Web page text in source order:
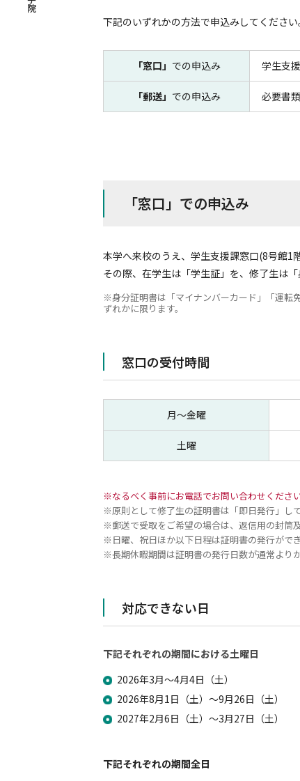
下記のいずれかの方法で申込みしてくださ
「窓口」 での申込み 学生支
「郵送」 での申込み 必要書
「窓口」での申込み
本学へ来校のうえ、学生支援課窓口(8号館1
その際、在学生は「学生証」を、修了生は
身分証明書は「マイナンバーカード」「運転
ずれかに限ります。
窓口の受付時間
月〜金曜
土曜
なるべく事前にお電話でお問い合わせください
原則として修了生の証明書は「即日発行」し
郵送で受取をご希望の場合は、返信用の封筒
日曜、祝日ほか以下日程は証明書の発行ができ
長期休暇期間は証明書の発行日数が通常より
対応できない日
下記それぞれの期間における土曜日
2026年3月～4月4日（土）
2026年8月1日（土）～9月26日（土）
2027年2月6日（土）～3月27日（土）
下記それぞれの期間全日